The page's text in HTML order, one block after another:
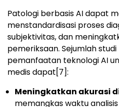
Patologi berbasis AI dapat
menstandardisasi proses
subjektivitas, dan
pemeriksaan. Sejumlah
pemanfaatan teknologi AI
medis dapat[7]:
Meningkatkan akurasi
memangkas waktu